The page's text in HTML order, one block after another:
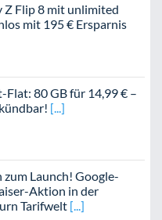
Z Flip 8 mit unlimited
mit 195 € Ersparnis
80 GB für 14,99 € –
zum Launch! Google-
Aktion in der
Tarifwelt